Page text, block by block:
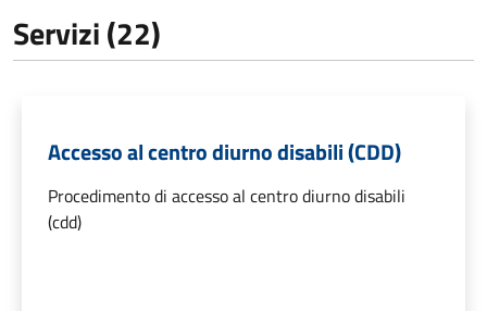
Servizi (22)
Accesso al centro diurno disabili (CDD)
Procedimento di accesso al centro diurno disabili
(cdd)